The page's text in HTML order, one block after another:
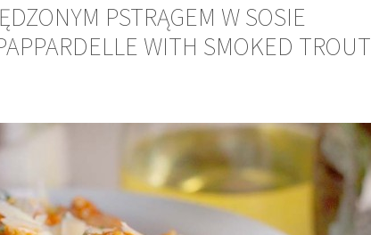
PSTRĄGEM W SOSIE
WITH SMOKED TROUT